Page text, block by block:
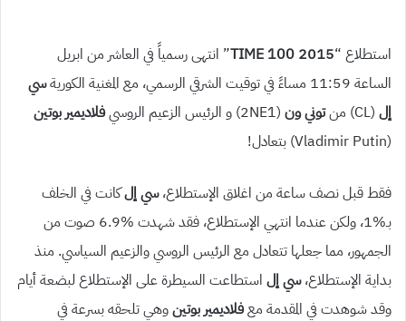
استطلاع “2015 TIME 100
” انتهى رسمياً في العاشر من ابريل
الساعة 11:59 مساءً في توقيت الشرقي الرسمي، مع المغنية الكورية
سي
إل (CL) من توني ون (2NE1) و الرئيس الزعيم الروسي
فلاديمير بوتين
(Vladimir Putin) بتعادل!
فقط قبل نصف ساعة من اغلاق الإستطلاع،سي إلكانت في الخلف
بـ%1، ولكن عندما انتهي الإستطلاع، فقد شهدت %6.9 صوت من
الجمهور، مما جعلها تتعادل مع الرئيس الروسي والزعيم السياسي. منذ
بداية الإستطلاع،سي إل استطاعت السيطرة على الإستطلاع لبضعة أيام
وقد شوهدت في المقدمة معفلاديمير بوتينوهي تلحقه بسرعة في